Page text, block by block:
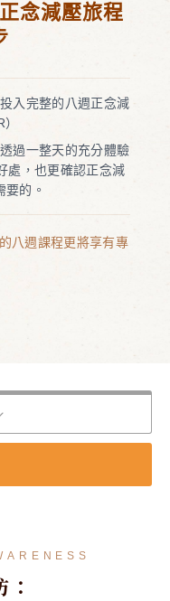
念減壓旅程
入完整的八週正念減
過一整天的充分體驗
處，也更確認正念減
要的。
八週課程更將享有專